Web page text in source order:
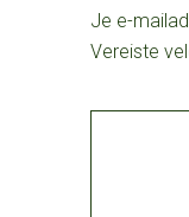
Je e-
Vereiste